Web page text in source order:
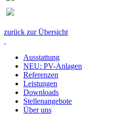
zurück zur Übersicht
Ausstattung
NEU: PV-Anlagen
Referenzen
Leistungen
Downloads
Stellenangebote
Über uns